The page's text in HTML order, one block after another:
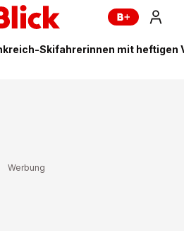
Skifahrerinnen mit heftigen